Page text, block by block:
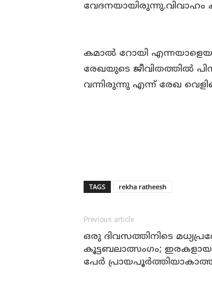
വേദനയായിരുന്നു.വിവാഹം
കമാല്‍ റോയി
രേഖയുടെ ജീവിതത്തില്‍
വന്നിരുന്നു എന്ന് രേഖ
TAGS rekha ratheesh
Previous article
ഒരു ദിവസത്തിനിടെ
കൂട്ടബലാത്സംഗം;
പേര്‍